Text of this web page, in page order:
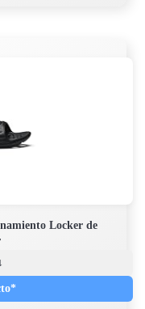
Locker de